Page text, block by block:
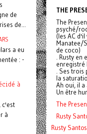
THE
The
psyché/
(les AC
Manatee/
de coco)
. Rusty
enregistré
. Ses
la
Ah oui, il a
Un être
The
Rusty
Rusty
de
de...
a eu
: -
à
c'est
à